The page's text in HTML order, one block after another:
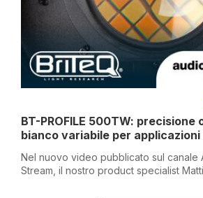
BT-PROFILE 500TW: precisione
bianco variabile per applicazioni
Nel nuovo video pubblicato sul canale
Stream, il nostro product specialist